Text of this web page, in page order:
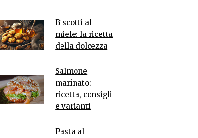
Biscotti al
miele: la ricetta
della dolcezza
Salmone
marinato:
ricetta, consigli
e varianti
Pasta al